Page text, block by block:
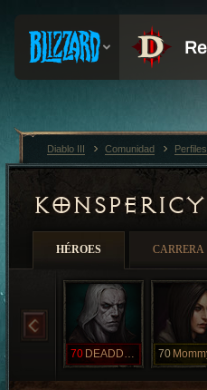
KONSPERICY
HÉROES CARRERA
70 DEADDEADDEAD 70
Diablo III Comunidad Perfiles